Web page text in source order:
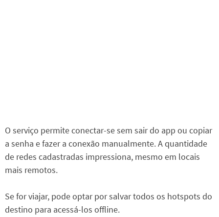
O serviço permite conectar-se sem sair do app ou copiar
a senha e fazer a conexão manualmente. A quantidade
de redes cadastradas impressiona, mesmo em locais
mais remotos.
Se for viajar, pode optar por salvar todos os hotspots do
destino para acessá-los offline.